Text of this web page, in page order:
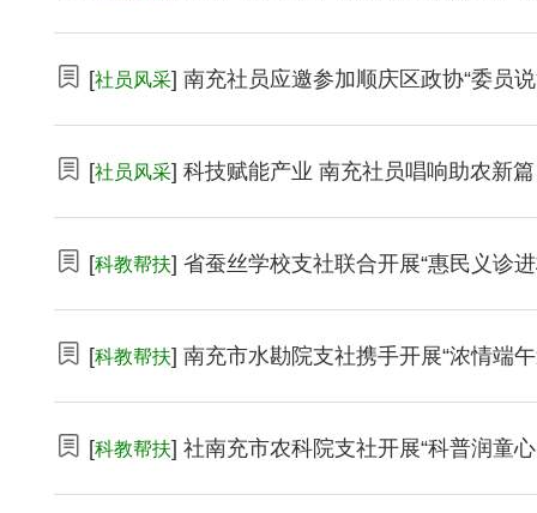
[社员风采] 南充社员应邀参加顺庆区政协“委员
[社员风采] 科技赋能产业 南充社员唱响助农新篇
[科教帮扶] 省蚕丝学校支社联合开展“惠民义诊
[科教帮扶] 南充市水勘院支社携手开展“浓情端
[科教帮扶] 社南充市农科院支社开展“科普润童